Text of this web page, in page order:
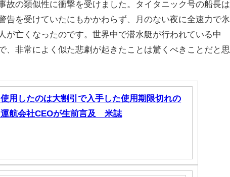
故の類似性に衝撃を受けました。タイタニック号の船長は
告を受けていたにもかかわらず、月のない夜に全速力で氷
が亡くなったのです。世界中で潜水艇が行われている中
、非常によく似た悲劇が起きたことは驚くべきことだと思
使用したのは大割引で入手した使用期限切れの
航会社CEOが生前言及 米誌